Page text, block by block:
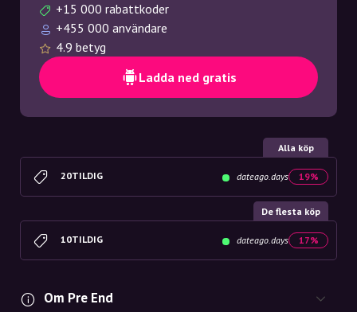
+15 000 rabattkoder
+455 000 användare
4.9 betyg
Ladda ned gratis
Alla köp
20TILDIG dateago.days 19%
De flesta köp
10TILDIG dateago.days 17%
Om Pre End